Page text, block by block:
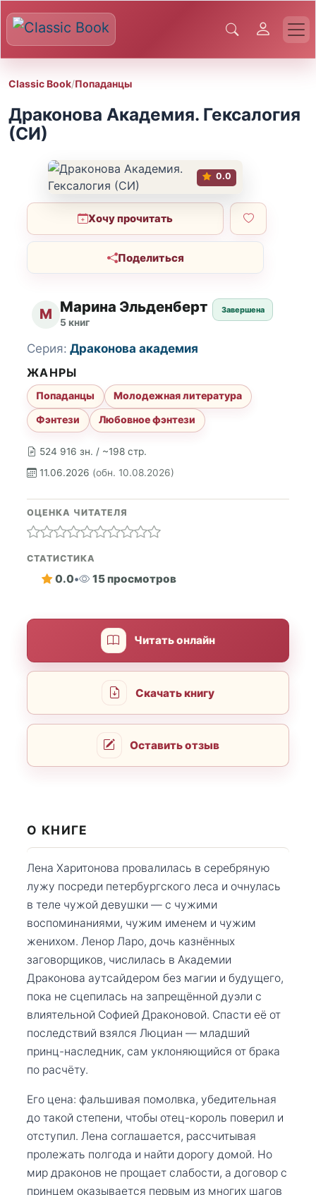
Classic Book/Попаданцы
Драконова Академия. Гексалогия
(СИ)
0.0
Хочу прочитать
Поделиться
М Марина Эльденберт
5 книг
Завершена
524 916 зн. / ~198 стр.
11.06.2026 (обн. 10.08.2026)
Серия: Драконова академия
ЖАНРЫ
Попаданцы
Молодежная литература
Фэнтези
Любовное фэнтези
ОЦЕНКА ЧИТАТЕЛЯ
СТАТИСТИКА
0.0• 15 просмотров
Читать онлайн
Скачать книгу
Оставить отзыв
О КНИГЕ
Лена Харитонова провалилась в серебряную
лужу посреди петербургского леса и очнулась
в теле чужой девушки — с чужими
воспоминаниями, чужим именем и чужим
женихом. Ленор Ларо, дочь казнённых
заговорщиков, числилась в Академии
Драконова аутсайдером без магии и будущего,
пока не сцепилась на запрещённой дуэли с
влиятельной Софией Драконовой. Спасти её от
последствий взялся Люциан — младший
принц-наследник, сам уклоняющийся от брака
по расчёту.
Его цена: фальшивая помолвка, убедительная
до такой степени, чтобы отец-король поверил и
отступил. Лена соглашается, рассчитывая
пролежать полгода и найти дорогу домой. Но
мир драконов не прощает слабости, а договор с
принцем оказывается первым из многих шагов